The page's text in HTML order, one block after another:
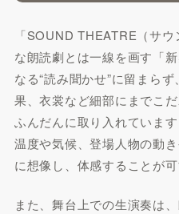
「SOUND THEATRE（サ
な朗読劇とは一線を画す「
なる“読み聞かせ”に留まら
果、衣裳など細部にまでこ
ふんだんに取り入れていま
温度や気候、登場人物の動
に想像し、体感することが可
また、舞台上での生演奏は